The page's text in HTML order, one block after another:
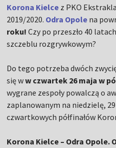
Korona Kielce z PKO
2019/2020. Odra Opole na
roku! Czy po przeszło 40
szczeblu rozgrywkowym?
Do tego potrzeba dwóch
się ww czwartek 26 maja w
wygrane zespoły powalczą o
zaplanowanym na niedzielę,
czwartkowych półfinałów
Korona Kielce – Odra Opole.